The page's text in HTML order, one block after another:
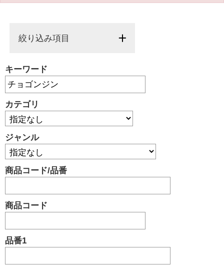
絞り込み項目
キーワード
カテゴリ
ジャンル
商品コード/品番
商品コード
品番1